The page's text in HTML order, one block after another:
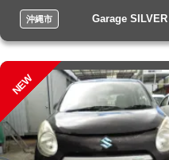
沖縄市 Garage SILVER
NEW